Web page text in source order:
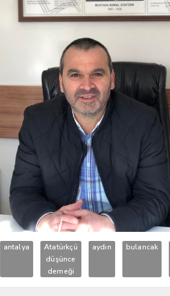
antalya
Atatürkçü
düşünce
derneği
aydın bulancak